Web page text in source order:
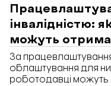
інвалідністю:
можуть
роботодавці
За
облаштування для
роботодавці